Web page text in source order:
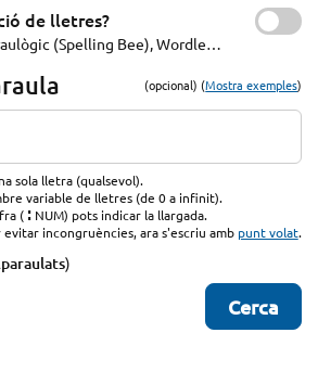
de lletres?
(Spelling Bee), Wordle…
(opcional) (Mostra exemples)
sola lletra (qualsevol).
variable de lletres (de 0 a infinit).
(: NUM) pots indicar la llargada.
evitar incongruències, ara s'escriu amb punt volat.
)